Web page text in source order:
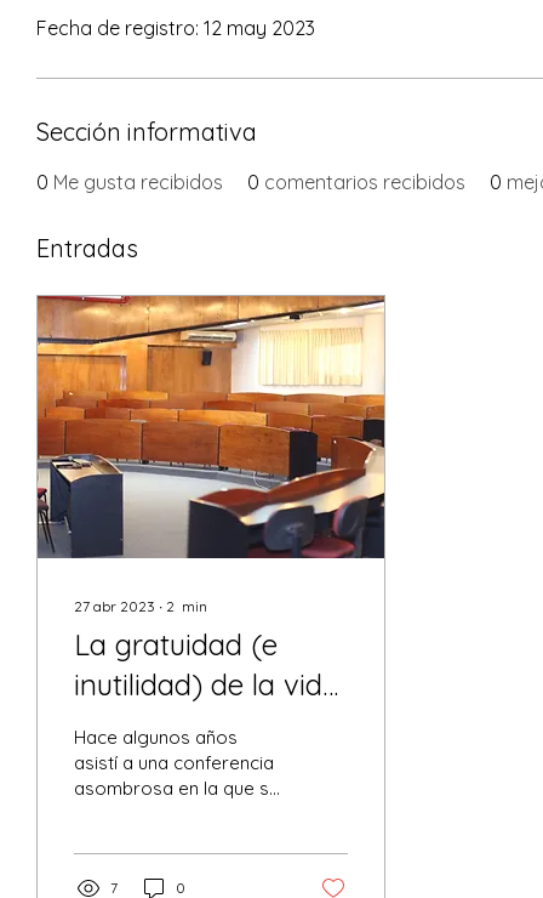
Fecha de registro: 12 may 2023
Sección informativa
0 Me gusta recibidos 0 comentarios recibidos 0
Entradas
27 abr 2023 ∙ 2 min
La gratuidad (e
inutilidad) de la vida
universitaria
Hace algunos años
asistí a una conferencia
asombrosa en la que se
7 0